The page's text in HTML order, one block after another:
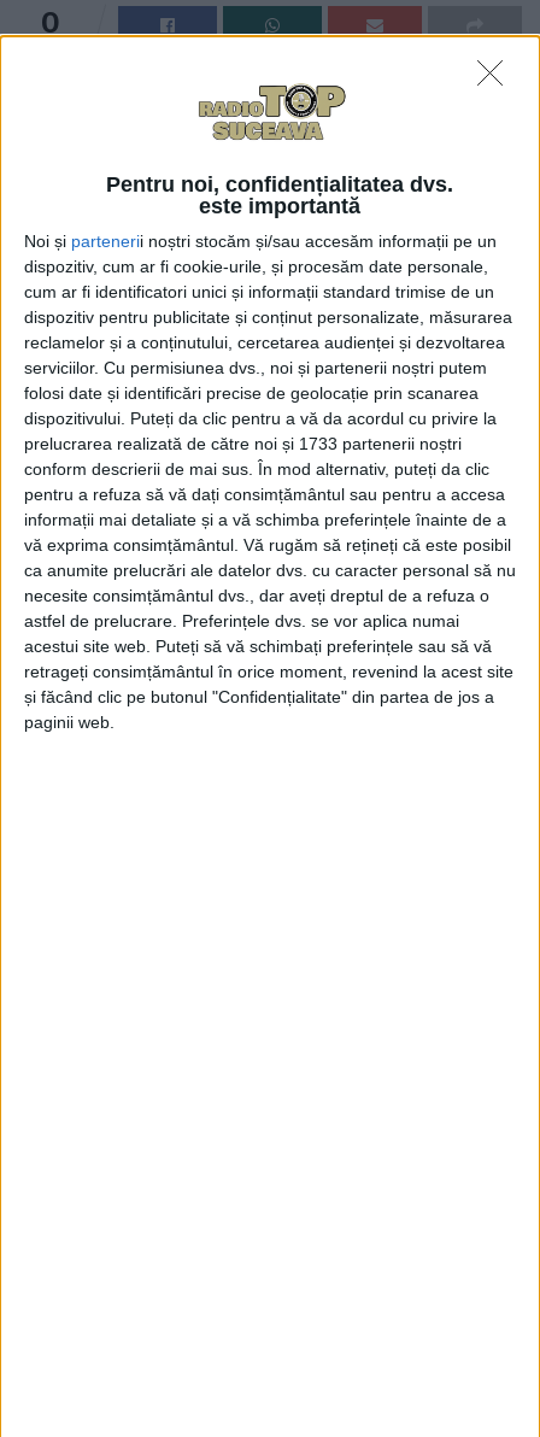
Pentru noi, confidențialitatea dvs.
este importantă
Noi și partenerii noștri stocăm și/sau accesăm informații pe un
dispozitiv, cum ar fi cookie-urile, și procesăm date personale,
cum ar fi identificatori unici și informații standard trimise de un
dispozitiv pentru publicitate și conținut personalizate, măsurarea
reclamelor și a conținutului, cercetarea audienței și dezvoltarea
serviciilor. Cu permisiunea dvs., noi și partenerii noștri putem
folosi date și identificări precise de geolocație prin scanarea
dispozitivului. Puteți da clic pentru a vă da acordul cu privire la
prelucrarea realizată de către noi și 1733 partenerii noștri
conform descrierii de mai sus. În mod alternativ, puteți da clic
pentru a refuza să vă dați consimțământul sau pentru a accesa
informații mai detaliate și a vă schimba preferințele înainte de a
vă exprima consimțământul. Vă rugăm să rețineți că este posibil
ca anumite prelucrări ale datelor dvs. cu caracter personal să nu
necesite consimțământul dvs., dar aveți dreptul de a refuza o
astfel de prelucrare. Preferințele dvs. se vor aplica numai
acestui site web. Puteți să vă schimbați preferințele sau să vă
retrageți consimțământul în orice moment, revenind la acest site
și făcând clic pe butonul "Confidențialitate" din partea de jos a
paginii web.
0
Timp de trei zile, polițiștii de frontieră suceveni,
alături de elevi ai Școlii de Pregătire a Agenților
stagiu de practică la Suceava, au participat la
activități de promovare a uniformei de polițist de
frontieră la licee din Siret, Rădăuți, Vicovu de Sus și
Suceava.
Liceenilor li s-a explicat ce presupune o carieră
în acest domeniu și avantajele unei astfel de profesii.
Elevii au primit detalii cu privire la admiterea în
cadrul Academiei de Poliție ,,Alexandru Ioan Cuza”
București, unde se pregătesc viitorii ofițeri, respectiv
Școlii de Pregătire a Agenților Poliției de Frontieră
,,Avram Iancu” Oradea.
liceeni suceveni polițiști de frontieră
uniformă de polițist de frontieră